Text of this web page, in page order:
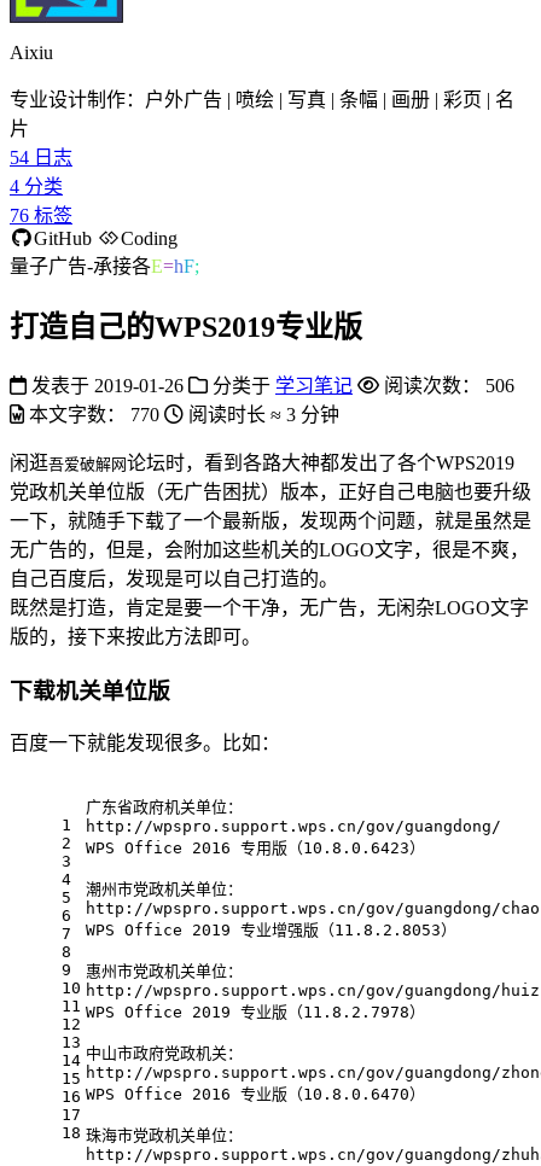
Aixiu
专业设计制作：户外广告 | 喷绘 | 写真 | 条幅 | 画册 | 彩页 | 名
片
54 日志
4 分类
76 标签
GitHub
Coding
量子广告-承接各类户内
打造自己的WPS2019专业版
发表于 2019-01-26 分类于 学习笔记 阅读次数：
506
本文字数：
770 阅读时长 ≈ 3 分钟
闲逛吾爱破解网论坛时，看到各路大神都发出了各个WPS2019
党政机关单位版（无广告困扰）版本，正好自己电脑也要升级
一下，就随手下载了一个最新版，发现两个问题，就是虽然是
无广告的，但是，会附加这些机关的LOGO文字，很是不爽，
自己百度后，发现是可以自己打造的。
既然是打造，肯定是要一个干净，无广告，无闲杂LOGO文字
版的，接下来按此方法即可。
下载机关单位版
百度一下就能发现很多。比如：
1
2
3
4
5
6
7
8
9
10
11
12
13
14
15
16
17
18
广东省政府机关单位：
http://wpspro.support.wps.cn/gov/guangdong/
WPS Office 2016 专用版（10.8.0.6423）
潮州市党政机关单位：
http://wpspro.support.wps.cn/gov/guangdong/
WPS Office 2019 专业增强版（11.8.2.8053）
惠州市党政机关单位：
http://wpspro.support.wps.cn/gov/guangdong/
WPS Office 2019 专业版（11.8.2.7978）
中山市政府党政机关：
http://wpspro.support.wps.cn/gov/guangdong/
WPS Office 2016 专业版（10.8.0.6470）
珠海市党政机关单位：
http://wpspro.support.wps.cn/gov/guangdong/